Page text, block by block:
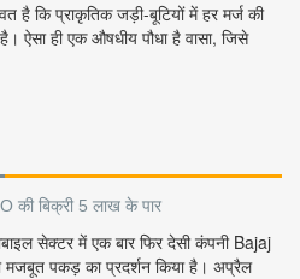
है कि प्राकृतिक जड़ी-बूटियों में हर मर्ज की
है। ऐसा ही एक औषधीय पौधा है वासा, जिसे
की बिक्री 5 लाख के पार
सेक्टर में एक बार फिर देसी कंपनी Bajaj
पकड़ का प्रदर्शन किया है। अप्रैल